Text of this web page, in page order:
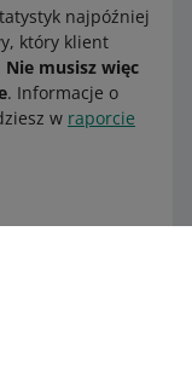
najpóźniej
który klient
Nie musisz więc
. Informacje o
w raporcie
znać